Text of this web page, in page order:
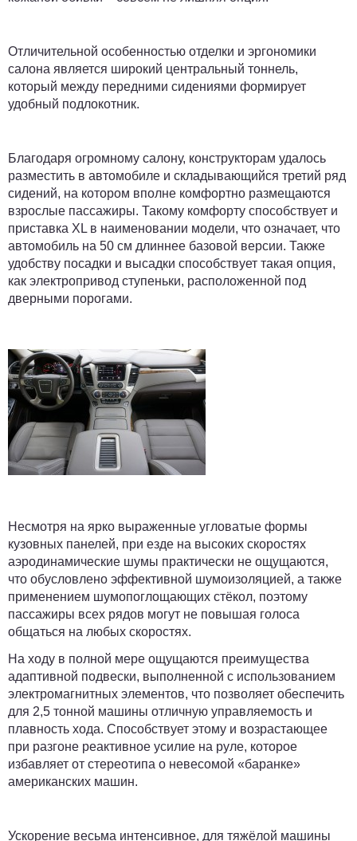
Отличительной особенностью отделки и эргономики
салона является широкий центральный тоннель,
который между передними сидениями формирует
удобный подлокотник.
Благодаря огромному салону, конструкторам удалось
разместить в автомобиле и складывающийся третий ряд
сидений, на котором вполне комфортно размещаются
взрослые пассажиры. Такому комфорту способствует и
приставка XL в наименовании модели, что означает, что
автомобиль на 50 см длиннее базовой версии. Также
удобству посадки и высадки способствует такая опция,
как электропривод ступеньки, расположенной под
дверными порогами.
Несмотря на ярко выраженные угловатые формы
кузовных панелей, при езде на высоких скоростях
аэродинамические шумы практически не ощущаются,
что обусловлено эффективной шумоизоляцией, а также
применением шумопоглощающих стёкол, поэтому
пассажиры всех рядов могут не повышая голоса
общаться на любых скоростях.
На ходу в полной мере ощущаются преимущества
адаптивной подвески, выполненной с использованием
электромагнитных элементов, что позволяет обеспечить
для 2,5 тонной машины отличную управляемость и
плавность хода. Способствует этому и возрастающее
при разгоне реактивное усилие на руле, которое
избавляет от стереотипа о невесомой «баранке»
американских машин.
Ускорение весьма интенсивное, для тяжёлой машины